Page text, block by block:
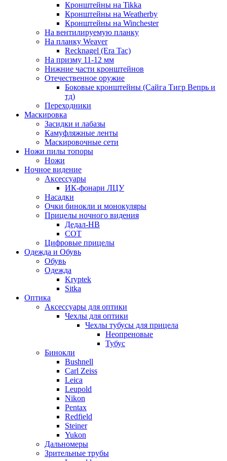
Кронштейны на Tikka
Кронштейны на Weatherby
Кронштейны на Winchester
На вентилируемую планку
На планку Weaver
Recknagel (Era Tac)
На призму 11-12 мм
Нижние части кронштейнов
Отечественное оружие
Боковые кронштейны (Сайга Тигр Вепрь и
тд)
Переходники
Маскировка
Засидки и лабазы
Камуфляжные ленты
Маскировочные сети
Ножи пилы топоры
Ножи
Ночное видение
Аксессуары
ИК-фонари ЛЦУ
Насадки
Очки бинокли и монокуляры
Прицелы ночного видения
Дедал-НВ
СОТ
Цифровые прицелы
Одежда и Обувь
Обувь
Одежда
Kryptek
Sitka
Оптика
Аксессуары для оптики
Чехлы для оптики
Чехлы тубусы для прицела
Неопреновые
Тубус
Бинокли
Bushnell
Carl Zeiss
Leica
Leupold
Nikon
Pentax
Redfield
Steiner
Yukon
Дальномеры
Зрительные трубы